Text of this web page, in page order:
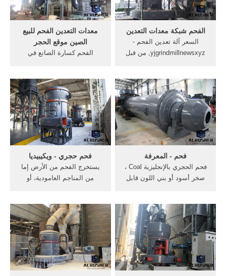
معدات التعدين الفحم للبيع
الصين موقع الحجر
الفحم كسارة الصانع في
الصين الفحم آلات حجر كسارة
آلة الصانع معدات كسارة
التعدين في الصين موقع .
عمليات تعدين الفحم اندونيسيا
الفحم شبكة معدات التعدين
السعر آلة تعدين الفحم -
yjgrindmillnewsxyz, من قبل
معالجة المعادن . [الدردشة
على الانترنت] معدات التعدين
الفحم - الشركات المصنعة
محطم
فحم حجري - ويكيبيديا
يستخرج الفحم من الأرض إما
من المناجم العامودية، أو
الفحم منذ عام 1983 . فأنتجت
في عام 2011 3520 مليون طن
من الفحم، – 49.5% من ال
7695 مليون طن الناتج عالميا.
فحم - المعرفة
فحم الحجري بالإنجليزية Coal ،
صخر أسود أو بني اللون قابل
يعطي طاقة على شكل حرارة.
ويمكن استعمال الحرارة
الصادرة عن احتراق الفحم
الحجري في تدفئة المنازل، وفي
عمل منتجات ...